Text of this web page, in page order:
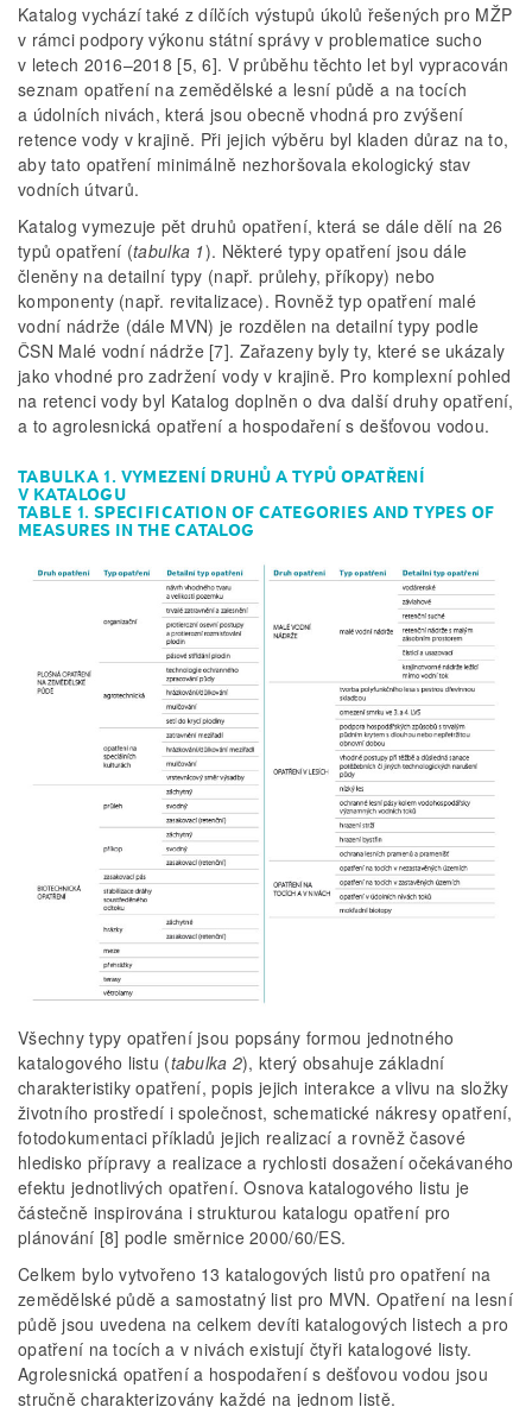
Katalog vychází také z dílčích výstupů úkolů řešených pro MŽP
v rámci podpory výkonu státní správy v problematice sucho
v letech 2016–2018 [5, 6]. V průběhu těchto let byl vypracován
seznam opatření na zemědělské a lesní půdě a na tocích
a údolních nivách, která jsou obecně vhodná pro zvýšení
retence vody v krajině. Při jejich výběru byl kladen důraz na to,
aby tato opatření minimálně nezhoršovala ekologický stav
vodních útvarů.
Katalog vymezuje pět druhů opatření, která se dále dělí na 26
typů opatření (tabulka 1). Některé typy opatření jsou dále
členěny na detailní typy (např. průlehy, příkopy) nebo
komponenty (např. revitalizace). Rovněž typ opatření malé
vodní nádrže (dále MVN) je rozdělen na detailní typy podle
ČSN Malé vodní nádrže [7]. Zařazeny byly ty, které se ukázaly
jako vhodné pro zadržení vody v krajině. Pro komplexní pohled
na retenci vody byl Katalog doplněn o dva další druhy opatření,
a to agrolesnická opatření a hospodaření s dešťovou vodou.
TABULKA 1. VYMEZENÍ DRUHŮ A TYPŮ OPATŘENÍ
V KATALOGU
TABLE 1. SPECIFICATION OF CATEGORIES AND TYPES OF
MEASURES IN THE CATALOG
Všechny typy opatření jsou popsány formou jednotného
katalogového listu (tabulka 2), který obsahuje základní
charakteristiky opatření, popis jejich interakce a vlivu na složky
životního prostředí i společnost, schematické nákresy opatření,
fotodokumentaci příkladů jejich realizací a rovněž časové
hledisko přípravy a realizace a rychlosti dosažení očekávaného
efektu jednotlivých opatření. Osnova katalogového listu je
částečně inspirována i strukturou katalogu opatření pro
plánování [8] podle směrnice 2000/60/ES.
Celkem bylo vytvořeno 13 katalogových listů pro opatření na
zemědělské půdě a samostatný list pro MVN. Opatření na lesní
půdě jsou uvedena na celkem devíti katalogových listech a pro
opatření na tocích a v nivách existují čtyři katalogové listy.
Agrolesnická opatření a hospodaření s dešťovou vodou jsou
stručně charakterizovány každé na jednom listě.